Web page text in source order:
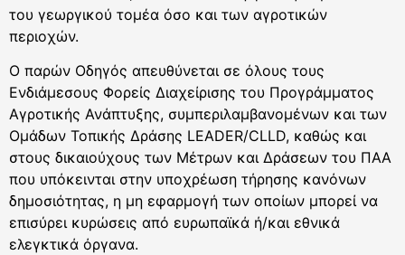
του γεωργικού τομέα όσο και των αγροτικών
περιοχών.
Ο παρών Οδηγός απευθύνεται σε όλους τους
Ενδιάμεσους Φορείς Διαχείρισης του Προγράμματος
Αγροτικής Ανάπτυξης, συμπεριλαμβανομένων και των
Ομάδων Τοπικής Δράσης LEADER/CLLD, καθώς και
στους δικαιούχους των Μέτρων και Δράσεων του ΠΑΑ
που υπόκεινται στην υποχρέωση τήρησης κανόνων
δημοσιότητας, η μη εφαρμογή των οποίων μπορεί να
επισύρει κυρώσεις από ευρωπαϊκά ή/και εθνικά
ελεγκτικά όργανα.